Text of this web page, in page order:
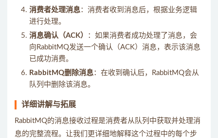
消费者处理消息：消费者收到消息后，根据业务逻辑
进行处理。
消息确认（ACK）
：如果消费者成功处理了消息，会
向RabbitMQ发送一个确认（ACK）消息，表示该消息
已成功消费。
RabbitMQ删除消息：在收到确认后，RabbitMQ会从
队列中删除该消息。
详细讲解与拓展
RabbitMQ的消息接收过程是消费者从队列中获取并处理消
息的完整流程。让我们更详细地解释这个过程中的每个步